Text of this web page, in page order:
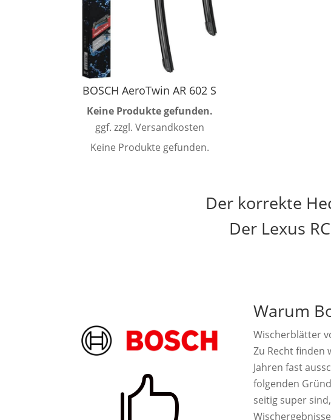
BOSCH AeroTwin AR 602 S
Keine Produkte gefunden.
ggf. zzgl. Versandkosten
Keine Produkte gefunden.
Der korrekte
Der Lexus

Warum
Wischerblätter
Zu Recht finden
Jahren fast
folgenden
seitig super